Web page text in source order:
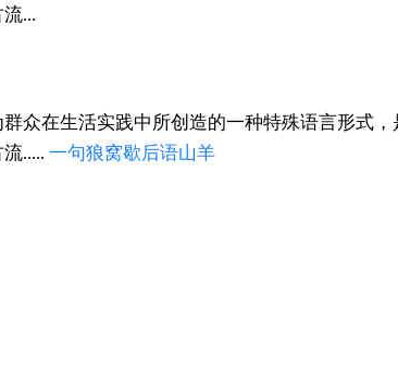
...
众在生活实践中所创造的一种特殊语言形式，
..... 一句狼窝歇后语山羊